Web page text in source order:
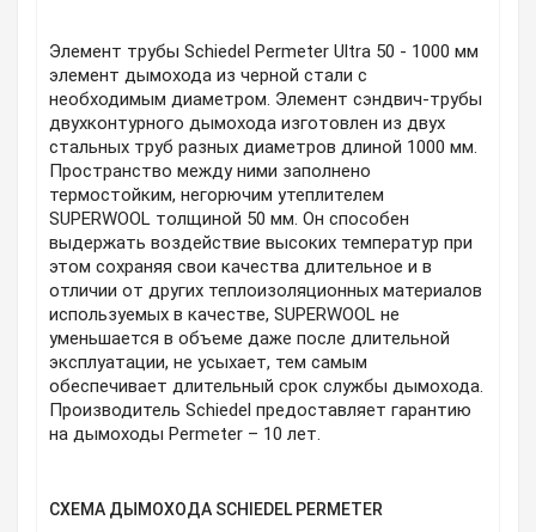
Элемент трубы Schiedel Permeter Ultra 50 - 1000 мм
элемент дымохода из черной стали с
необходимым диаметром. Элемент сэндвич-трубы
двухконтурного дымохода изготовлен из двух
стальных труб разных диаметров длиной 1000 мм.
Пространство между ними заполнено
термостойким, негорючим утеплителем
SUPERWOOL толщиной 50 мм. Он способен
выдержать воздействие высоких температур при
этом сохраняя свои качества длительное и в
отличии от других теплоизоляционных материалов
используемых в качестве, SUPERWOOL не
уменьшается в объеме даже после длительной
эксплуатации, не усыхает, тем самым
обеспечивает длительный срок службы дымохода.
Производитель Schiedel предоставляет гарантию
на дымоходы Permeter – 10 лет.
СХЕМА ДЫМОХОДА SCHIEDEL PERMETER